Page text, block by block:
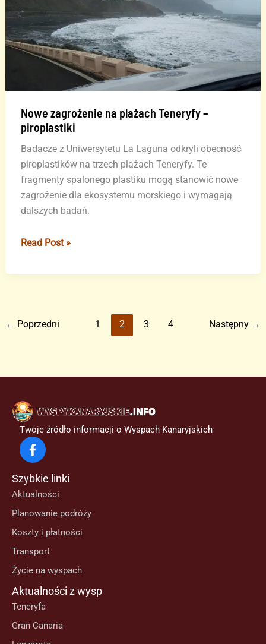
Nowe zagrożenie na plażach Teneryfy –
piroplastiki
Badacze z Uniwersytetu La Laguna odkryli obecność
piroplastików na trzech plażach Teneryfy. Te
fragmenty spalonego plastiku mogą stanowić nowe
zagrożenie dla ekosystemu morskiego i wymagają
dalszych badań.
Nowe
na
–
Read Post »
← Poprzedni 1 2 3 4 Następny →
Twoje źródło informacji o Wyspach Kanaryjskich
Szybkie linki
Aktualności
Planowanie podróży
Koszty i płatności
Transport
Życie na wyspach
Aktualności z wysp
Teneryfa
Gran Canaria